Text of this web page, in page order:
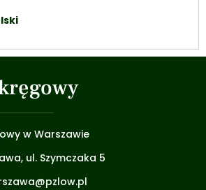
w Warszawie
ul. Szymczaka 5